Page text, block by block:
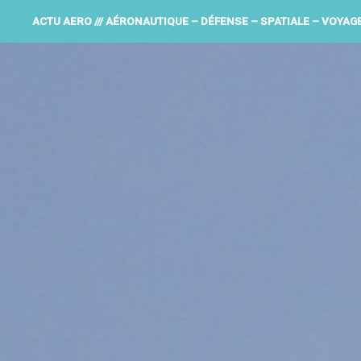
ACTU AERO /// AÉRONAUTIQUE – DÉFENSE – SPATIALE –